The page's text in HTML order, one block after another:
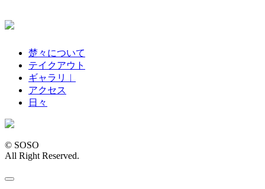
楚々について
テイクアウト
ギャラリ︱
アクセス
日々
© SOSO
All Right Reserved.